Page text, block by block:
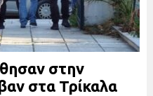
στην
στα Τρίκαλα